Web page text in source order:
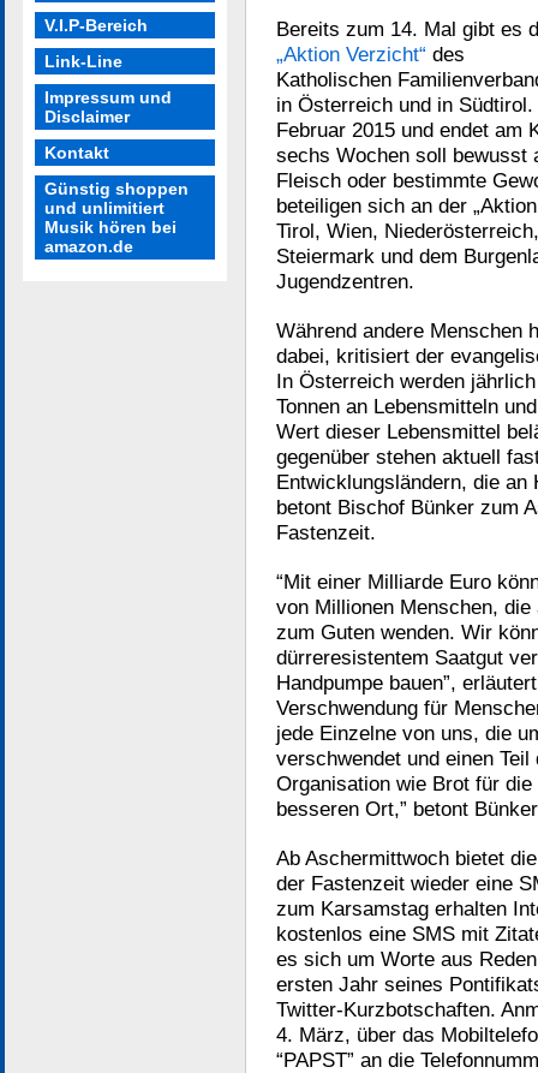
V.I.P-Bereich
Link-Line
Impressum und
Disclaimer
Kontakt
Günstig shoppen
und unlimitiert
Musik hören bei
amazon.de
Bereits zum 14. Mal gibt es
„Aktion Verzicht“ des
Katholischen
in Österreich und in
Februar 2015 und endet am
sechs Wochen soll bewusst
Fleisch oder bestimmte
beteiligen sich an der
Tirol, Wien,
Steiermark und dem
Jugendzentren.
Während andere Menschen
dabei, kritisiert der
In Österreich werden
Tonnen an Lebensmitteln
Wert dieser Lebensmittel
gegenüber stehen aktuell
Entwicklungsländern, die an
betont Bischof Bünker zum
Fastenzeit.
“Mit einer Milliarde Euro
von Millionen Menschen,
zum Guten wenden. Wir
dürreresistentem Saatgut
Handpumpe bauen”,
Verschwendung für
jede Einzelne von uns, die
verschwendet und einen
Organisation wie Brot für
besseren Ort,” betont
Ab Aschermittwoch bietet
der Fastenzeit wieder eine
zum Karsamstag erhalten
kostenlos eine SMS mit
es sich um Worte aus
ersten Jahr seines
Twitter-Kurzbotschaften.
4. März, über das
“PAPST” an die